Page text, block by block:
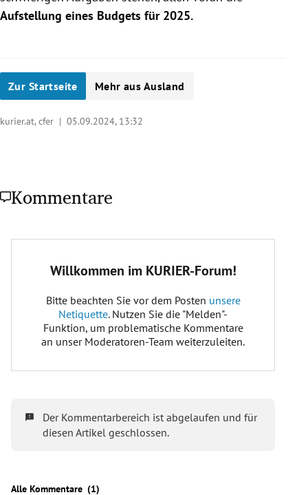
Aufstellung eines Budgets für 2025.
Zur Startseite Mehr aus Ausland
kurier.at, cfer | 05.09.2024, 13:32
Kommentare